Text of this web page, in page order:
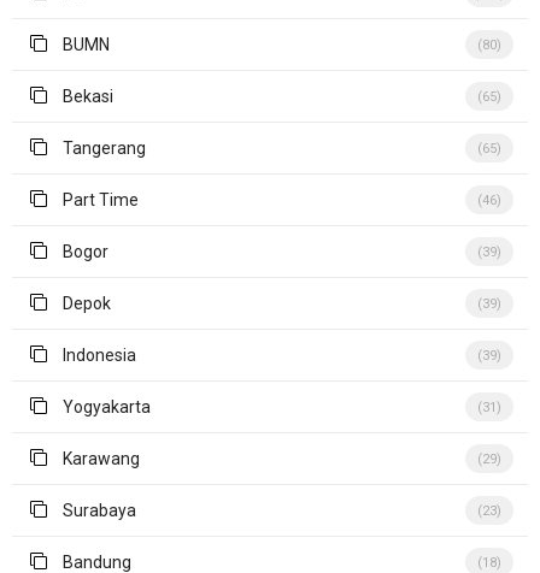
BUMN (80)
Bekasi (65)
Tangerang (65)
Part Time (46)
Bogor (39)
Depok (39)
Indonesia (39)
Yogyakarta (31)
Karawang (29)
Surabaya (23)
Bandung (18)